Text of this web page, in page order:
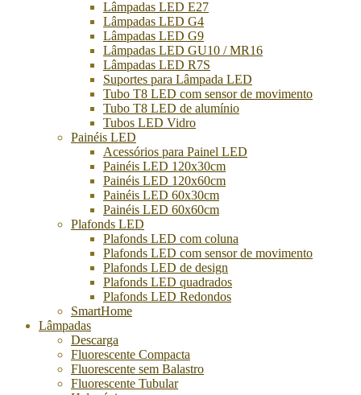
Lâmpadas LED E27
Lâmpadas LED G4
Lâmpadas LED G9
Lâmpadas LED GU10 / MR16
Lâmpadas LED R7S
Suportes para Lâmpada LED
Tubo T8 LED com sensor de movimento
Tubo T8 LED de alumínio
Tubos LED Vidro
Painéis LED
Acessórios para Painel LED
Painéis LED 120x30cm
Painéis LED 120x60cm
Painéis LED 60x30cm
Painéis LED 60x60cm
Plafonds LED
Plafonds LED com coluna
Plafonds LED com sensor de movimento
Plafonds LED de design
Plafonds LED quadrados
Plafonds LED Redondos
SmartHome
Lâmpadas
Descarga
Fluorescente Compacta
Fluorescente sem Balastro
Fluorescente Tubular